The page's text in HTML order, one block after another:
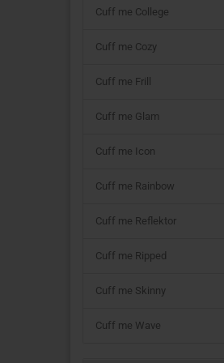
Cuff me College
Cuff me Cozy
Cuff me Frill
Cuff me Glam
Cuff me Icon
Cuff me Rainbow
Cuff me Reflektor
Cuff me Ripped
Cuff me Skinny
Cuff me Wave